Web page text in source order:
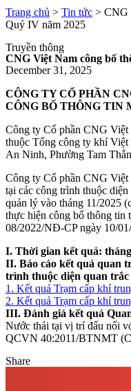
Trang chủ > Tin tức > CNG
Quý IV năm 2025
Truyền thông
CNG Việt Nam công bố
December 31, 2025
CÔNG TY CỔ PHẦN
CÔNG BỐ THÔNG TIN
Công ty Cổ phần CNG
thuộc Tổng công ty khí Việt
An Ninh, Phường Tam
Công ty Cổ phần CNG Việt
tại các công trình thuộc
quản lý vào tháng 11/2025
thực hiện công bố thông tin
08/2022/NĐ-CP ngày 10/
I. Thời gian kết quả:
II. Báo cáo kết quả quan
trình thuộc diện quan
1. Kết quả Trạm cấp khí
2. Kết quả Trạm cấp khí
III. Đánh giá kết quả
Nước thải tại vị trí đấu nối
QCVN 40:2011/BTNMT
Share